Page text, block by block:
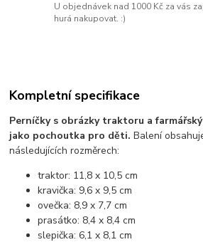
U objednávek nad 1000 Kč za vás
hurá nakupovat. :)
Kompletní specifikace
Perníčky s obrázky traktoru a
jako pochoutka pro děti. Balení
následujících rozměrech:
traktor: 11,8 x 10,5 cm
kravička: 9,6 x 9,5 cm
ovečka: 8,9 x 7,7 cm
prasátko: 8,4 x 8,4 cm
slepička: 6,1 x 8,1 cm